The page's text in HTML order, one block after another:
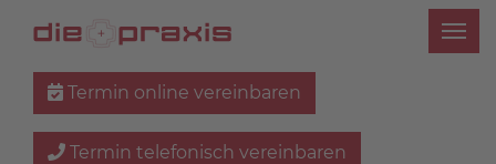
Termin online vereinbaren
Termin telefonisch vereinbaren